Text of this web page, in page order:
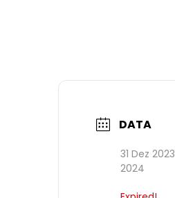
DATA
31 Dez 2023
2024